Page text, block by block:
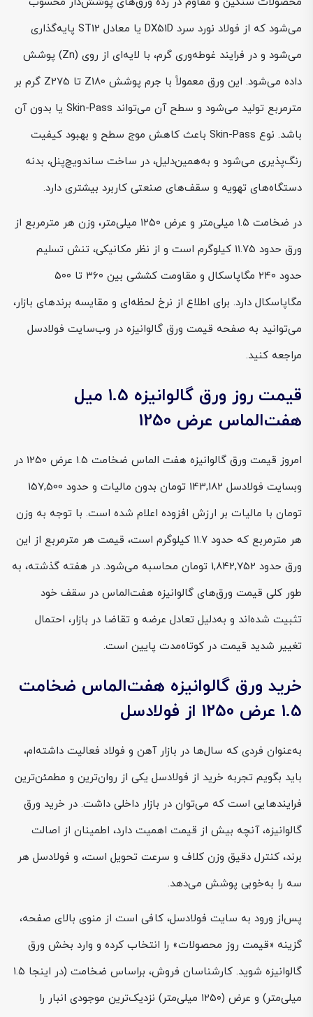
می‌شود که از فولاد نورد سرد DX51D یا معادل ST12 پایه‌گذاری
می‌شود و در فرایند غوطه‌وری گرم، با لایه‌ای از روی (Zn) پوشش
داده می‌شود. این ورق معمولاً با جرم پوشش Z180 تا Z275 گرم بر
مترمربع تولید می‌شود و سطح آن می‌تواند Skin-Pass یا بدون آن
باشد. نوع Skin-Pass باعث کاهش موج سطح و بهبود کیفیت
رنگ‌پذیری می‌شود و به‌همین‌دلیل، در ساخت ساندویچ‌پنل، بدنه
دستگاه‌های تهویه و سقف‌های صنعتی کاربرد بیشتری دارد.
در ضخامت ۱.۵ میلی‌متر و عرض ۱۲۵۰ میلی‌متر، وزن هر مترمربع از
ورق حدود ۱۱.۷۵ کیلوگرم است و از نظر مکانیکی، تنش تسلیم
حدود ۲۴۰ مگاپاسکال و مقاومت کششی بین ۳۶۰ تا ۵۰۰
مگاپاسکال دارد. برای اطلاع از نرخ لحظه‌ای و مقایسه برندهای بازار،
می‌توانید به صفحه قیمت ورق گالوانیزه در وب‌سایت فولادسل
مراجعه کنید.
قیمت روز ورق گالوانیزه 1.5 میل
هفت‌الماس عرض 1250
امروز قیمت ورق گالوانیزه هفت الماس ضخامت 1.5 عرض 1250 در
وبسایت فولادسل 143,182 تومان بدون مالیات و حدود 157,500
تومان با مالیات بر ارزش افزوده اعلام شده است. با توجه به وزن
هر مترمربع که حدود ۱۱.۷ کیلوگرم است، قیمت هر مترمربع از این
ورق حدود 1,842,752 تومان محاسبه می‌شود. در هفته گذشته، به
طور کلی قیمت ورق‌های گالوانیزه هفت‌الماس در سقف خود
تثبیت شده‌اند و به‌دلیل تعادل عرضه و تقاضا در بازار، احتمال
تغییر شدید قیمت در کوتاه‌مدت پایین است.
خرید ورق گالوانیزه هفت‌الماس ضخامت
1.5 عرض 1250 از فولادسل
به‌عنوان فردی که سال‌ها در بازار آهن و فولاد فعالیت داشته‌ام،
باید بگویم تجربه خرید از فولادسل یکی از روان‌ترین و مطمئن‌ترین
فرایندهایی است که می‌توان در بازار داخلی داشت. در خرید ورق
گالوانیزه، آنچه بیش از قیمت اهمیت دارد، اطمینان از اصالت
برند، کنترل دقیق وزن کلاف و سرعت تحویل است، و فولادسل هر
سه را به‌خوبی پوشش می‌دهد.
پس‌از ورود به سایت فولادسل، کافی است از منوی بالای صفحه،
گزینه «قیمت روز محصولات» را انتخاب کرده و وارد بخش ورق
گالوانیزه شوید. کارشناسان فروش، براساس ضخامت (در اینجا ۱.۵
میلی‌متر) و عرض (۱۲۵۰ میلی‌متر) نزدیک‌ترین موجودی انبار را